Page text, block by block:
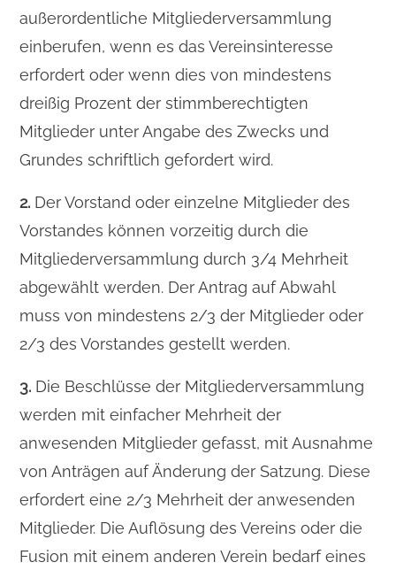
außerordentliche Mitgliederversammlung
einberufen, wenn es das Vereinsinteresse
erfordert oder wenn dies von mindestens
dreißig Prozent der stimmberechtigten
Mitglieder unter Angabe des Zwecks und
Grundes schriftlich gefordert wird.
2. Der Vorstand oder einzelne Mitglieder des
Vorstandes können vorzeitig durch die
Mitgliederversammlung durch 3/4 Mehrheit
abgewählt werden. Der Antrag auf Abwahl
muss von mindestens 2/3 der Mitglieder oder
2/3 des Vorstandes gestellt werden.
3. Die Beschlüsse der Mitgliederversammlung
werden mit einfacher Mehrheit der
anwesenden Mitglieder gefasst, mit Ausnahme
von Anträgen auf Änderung der Satzung. Diese
erfordert eine 2/3 Mehrheit der anwesenden
Mitglieder. Die Auflösung des Vereins oder die
Fusion mit einem anderen Verein bedarf eines